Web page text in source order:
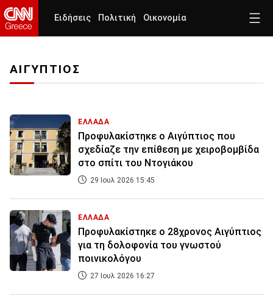
Ειδήσεις Πολιτική Οικονομία
ΑΙΓΥΠΤΙΟΣ
ΕΛΛΑΔΑ
Προφυλακίστηκε ο Αιγύπτιος που
σχεδίαζε την επίθεση με χειροβομβίδα
στο σπίτι του Ντογιάκου
29 Ιουλ 2026 15:45
ΕΛΛΑΔΑ
Προφυλακίστηκε ο 28χρονος Αιγύπτιος
για τη δολοφονία του γνωστού
ποινικολόγου
27 Ιουλ 2026 16:27